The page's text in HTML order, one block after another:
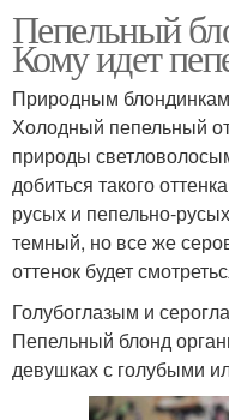
Пепельный
Кому идет
Природным блондинкам
Холодный пепельный
природы
добиться такого
русых и пепельно-
темный, но все же
оттенок будет
Голубоглазым и
Пепельный блонд
девушках с голубыми